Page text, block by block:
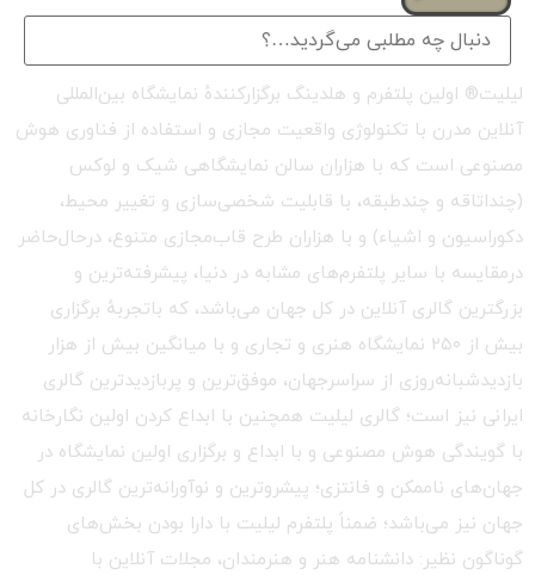
لیلیت® اولین پلتفرم و هلدینگ برگزارکنندهٔ نمایشگاه بین‌المللی
آنلاین مدرن با تکنولوژی واقعیت مجازی و استفاده از فناوری هوش
مصنوعی است که با هزاران سالن نمایشگاهی شیک و لوکس
(چنداتاقه و چندطبقه، با قابلیت شخصی‌سازی و تغییر محیط،
دکوراسیون و اشیاء) و با هزاران طرح قاب‌مجازی متنوع، درحال‌حاضر
درمقایسه با سایر پلتفرم‌های مشابه در دنیا، پیشرفته‌ترین و
بزرگترین گالری آنلاین در کل جهان می‌باشد، که باتجربهٔ برگزاری
بیش از ۲۵۰ نمایشگاه هنری و تجاری و با میانگین بیش از هزار
بازدیدشبانه‌روزی از سراسرجهان، موفق‌ترین و پربازدیدترین گالری
ایرانی نیز است؛ گالری لیلیت همچنین با ابداع کردن اولین نگارخانه
با گویندگی هوش مصنوعی و با ابداع و برگزاری اولین نمایشگاه در
جهان‌های ناممکن و فانتزی؛ پیشروترین و نوآورانه‌ترین گالری در کل
جهان نیز می‌باشد؛ ضمناً پلتفرم لیلیت با دارا بودن بخش‌های
گوناگون نظیر: دانشنامه هنر و هنرمندان، مجلات آنلاین با